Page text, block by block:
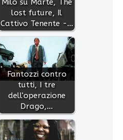
Milo su Marte, The
lost future, Il
Cattivo Tenente -…
Fantozzi contro
tutti, I tre
dell'operazione
Drago,…